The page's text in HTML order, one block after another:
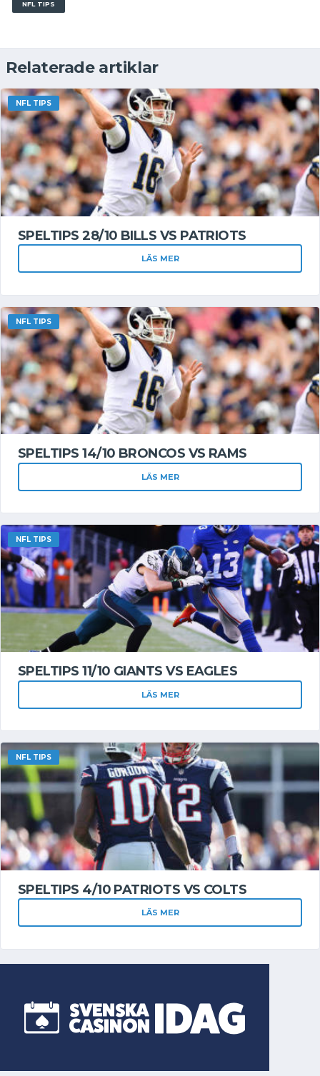
NFL TIPS
Relaterade artiklar
NFL TIPS
SPELTIPS 28/10 BILLS VS PATRIOTS
LÄS MER
NFL TIPS
SPELTIPS 14/10 BRONCOS VS RAMS
LÄS MER
NFL TIPS
SPELTIPS 11/10 GIANTS VS EAGLES
LÄS MER
NFL TIPS
SPELTIPS 4/10 PATRIOTS VS COLTS
LÄS MER